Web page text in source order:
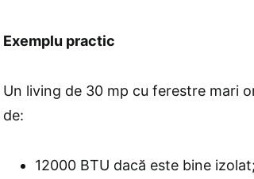
Exemplu practic
Un living de 30 mp cu ferestre mari
de:
12000 BTU dacă este bine izolat;